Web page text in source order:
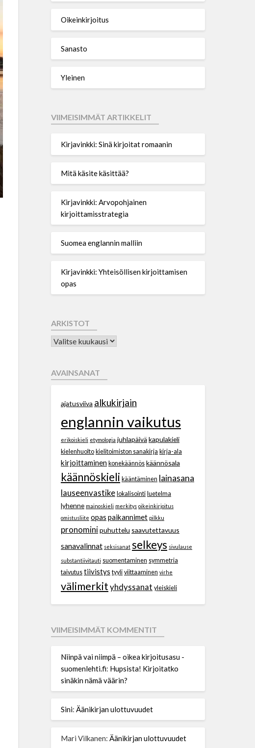
Oikeinkirjoitus
Sanasto
Yleinen
VIIMEISIMMÄT ARTIKKELIT
Kirjavinkki: Sinä kirjoitat romaanin
Mitä käsite käsittää?
Kirjavinkki: Arvopohjainen
kirjoittamisstrategia
Suomea englannin malliin
Kirjavinkki: Yhteisöllisen kirjoittamisen
opas
ARKISTOT
AVAINSANAT
ajatusviiva alkukirjain
englannin vaikutus
erikoiskieli etymologia juhlapäivä kapulakieli
kielenhuolto kielitoimiston sanakirja kirja-ala
kirjoittaminen konekäännös käännösala
käännöskieli kääntäminen lainasana
lauseenvastike lokalisointi luetelma
lyhenne mainoskieli merkitys oikeinkirjoitus
omistusliite opas paikannimet pilkku
pronominipuhuttelu saavutettavuus
sanavalinnat seksisanat selkeys sivulause
substantiivitauti suomentaminen symmetria
taivutus tiivistys tyyli viittaaminen virhe
välimerkityhdyssanat yleiskieli
VIIMEISIMMÄT KOMMENTIT
Niinpä vai niimpä – oikea kirjoitusasu -
suomenlehti.fi: Hupsista! Kirjoitatko
sinäkin nämä väärin?
Sini: Äänikirjan ulottuvuudet
Mari Vilkanen: Äänikirjan ulottuvuudet